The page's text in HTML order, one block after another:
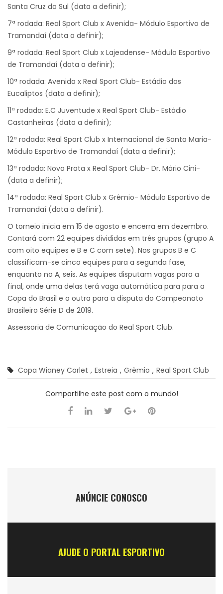
Santa Cruz do Sul (data a definir);
7ª rodada: Real Sport Club x Avenida- Módulo Esportivo de
Tramandaí (data a definir);
9ª rodada: Real Sport Club x Lajeadense- Módulo Esportivo
de Tramandaí (data a definir);
10ª rodada: Avenida x Real Sport Club- Estádio dos
Eucaliptos (data a definir);
11ª rodada: E.C Juventude x Real Sport Club- Estádio
Castanheiras (data a definir);
12ª rodada: Real Sport Club x Internacional de Santa Maria-
Módulo Esportivo de Tramandaí (data a definir);
13ª rodada: Nova Prata x Real Sport Club- Dr. Mário Cini-
(data a definir);
14ª rodada: Real Sport Club x Grêmio- Módulo Esportivo de
Tramandaí (data a definir).
O torneio inicia em 15 de agosto e encerra em dezembro.
Contará com 22 equipes divididas em três grupos (grupo A
com oito equipes e B e C com sete). Nos grupos B e C
classificam-se cinco equipes para a segunda fase,
enquanto no A, seis. As equipes disputam vagas para a
final, onde uma delas terá vaga automática para para a
Copa do Brasil e a outra para a disputa do Campeonato
Brasileiro Série D de 2019.
Assessoria de Comunicação do Real Sport Club.
Copa Wianey Carlet , Estreia , Grêmio , Real Sport Club
Compartilhe este post com o mundo!
ANÚNCIE CONOSCO
AJUDE O PORTAL ESPORTIVO